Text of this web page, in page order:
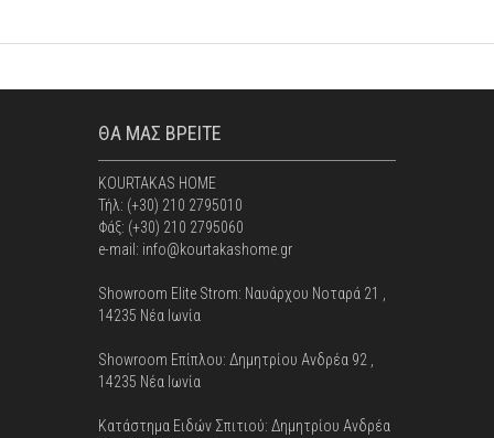
ΘΑ ΜΑΣ ΒΡΕΙΤΕ
KOURTAKAS HOME
Τήλ: (+30) 210 2795010
Φάξ: (+30) 210 2795060
e-mail: info@kourtakashome.gr
Showroom Elite Strom: Nαυάρχου Νοταρά 21 ,
14235 Νέα Ιωνία
Showroom Επίπλου: Δημητρίου Ανδρέα 92 ,
14235 Νέα Ιωνία
Κατάστημα Ειδών Σπιτιού: Δημητρίου Ανδρέα